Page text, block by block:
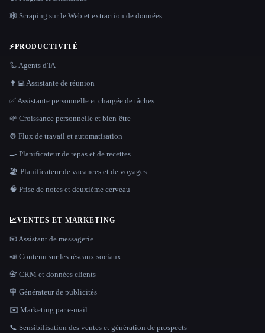
🕸️ Scraping sur le Web et extraction de données
⚡PRODUCTIVITÉ
🦾 Agents d'IA
👨‍💻 Assistante de réunion
✅ Assistante personnelle et chargée de tâches
🌱 Croissance personnelle et bien-être
⚙️ Flux de travail et automatisation
🍳 Planificateur de repas et de recettes
🏖 Planificateur de vacances et de voyages
🧠 Prise de notes et deuxième cerveau
📈VENTES ET MARKETING
📧 Assistant de messagerie
📣 Contenu sur les réseaux sociaux
📇 CRM et données clients
🪧 Générateur de publicités
✉️ Marketing par e-mail
📞 Sensibilisation des ventes et génération de prospects